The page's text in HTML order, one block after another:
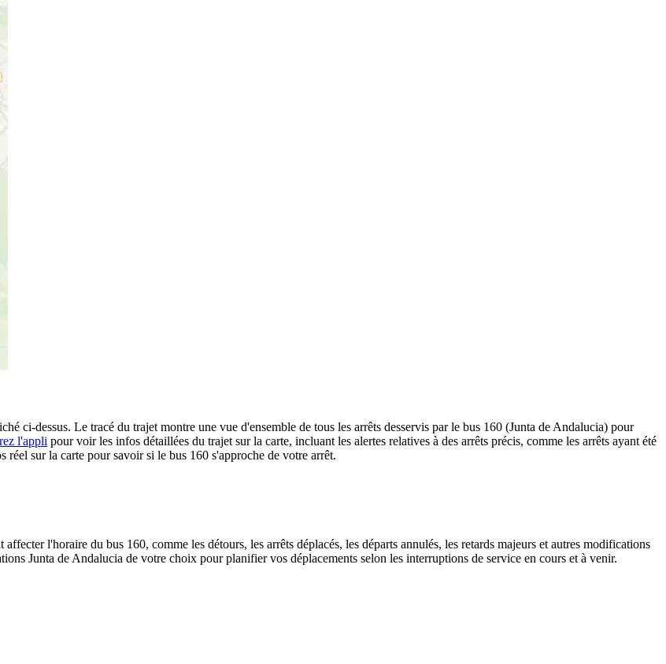
ci-dessus. Le tracé du trajet montre une vue d'ensemble de tous les arrêts desservis par le bus 160 (Junta de Andalucia) pour
l'appli pour voir les infos détaillées du trajet sur la carte, incluant les alertes relatives à des arrêts précis, comme les arrêts ayant été
réel sur la carte pour savoir si le bus 160 s'approche de votre arrêt.
l'horaire du bus 160, comme les détours, les arrêts déplacés, les départs annulés, les retards majeurs et autres modifications
Junta de Andalucia de votre choix pour planifier vos déplacements selon les interruptions de service en cours et à venir.